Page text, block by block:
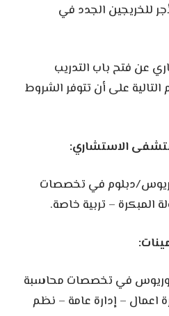
للخريجين الجدد في
عن فتح باب التدريب
على أن تتوفر الشروط
دبلوم في تخصصات
المبكرة – تربية خاصة.
في تخصصات محاسبة
اعمال – إدارة عامة – نظم